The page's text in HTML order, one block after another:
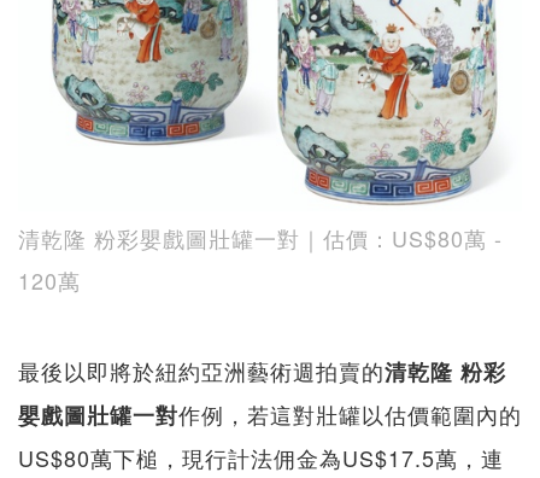
清乾隆 粉彩嬰戲圖壯罐一對｜估價：US$80萬 -
120萬
最後以即將於紐約亞洲藝術週拍賣的清乾隆 粉彩
嬰戲圖壯罐一對作例，若這對壯罐以估價範圍內的
US$80萬下槌，現行計法佣金為US$17.5萬，連